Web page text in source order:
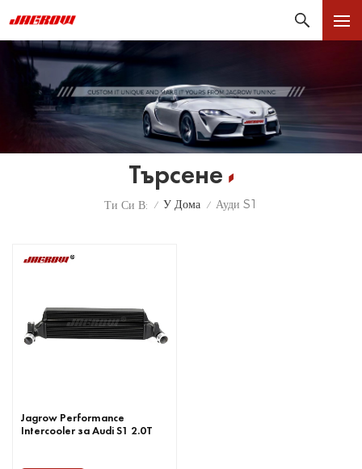
Търсене
Ти Си В: / У Дома / Ауди S1
Jagrow Performance
Intercooler за Audi S1 2.0T